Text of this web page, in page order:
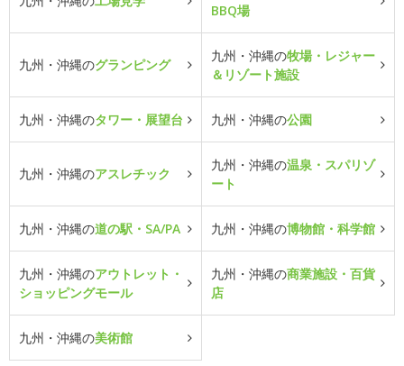
BBQ場
九州・沖縄のグランピング
九州・沖縄の牧場・レジャー
＆リゾート施設
九州・沖縄のタワー・展望台 九州・沖縄の公園
九州・沖縄のアスレチック
九州・沖縄の温泉・スパリゾ
ート
九州・沖縄の道の駅・SA/PA 九州・沖縄の博物館・科学館
九州・沖縄のアウトレット・
ショッピングモール
九州・沖縄の商業施設・百貨
店
九州・沖縄の美術館